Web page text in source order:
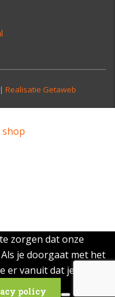
Realisatie Getaweb
zorgen dat onze
je doorgaat met het
er vanuit dat je ermee
policy